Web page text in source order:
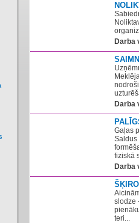
Darba
Darba
Gaļas
Saldus
fiziskā
Darba
slodze
teri...